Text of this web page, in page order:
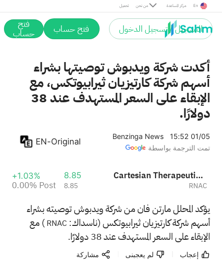
تحميل من نحن مركز المساعدة En
التسجيل / تسجيل الدخول فتح حساب فتح
حساب
أكدت شركة ويدبوش توصيتها بشراء
أسهم شركة كارتيزيان ثيرابيوتكس، مع
الإبقاء على السعر المستهدف عند 38
دولارًا.
Benzinga News
15:52 01/05
تمت الترجمة بواسطة
EN-Original
Cartesian Therapeutics, Inc.
RNAC
8.85
8.85
+1.03%
0.00% Post
يؤكد المحلل مارتن فان من شركة ويدبوش توصيته بشراء
أسهم شركة كارتيزيان ثيرابيوتكس (ناسداك: RNAC) مع
الإبقاء على السعر المستهدف عند 38 دولارًا.
إعجاب لم يعجبنى مشاركة